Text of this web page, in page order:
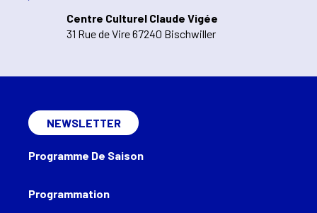
Centre Culturel Claude Vigée
31 Rue de Vire 67240 Bischwiller
Programmation
NEWSLETTER
Programme De Saison